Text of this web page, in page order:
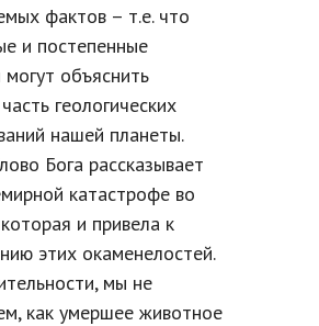
фактов – т.е. что
и постепенные
объяснить
геологических
нашей планеты.
Бога рассказывает
катастрофе во
и привела к
этих окаменелостей.
мы не
как умершее животное